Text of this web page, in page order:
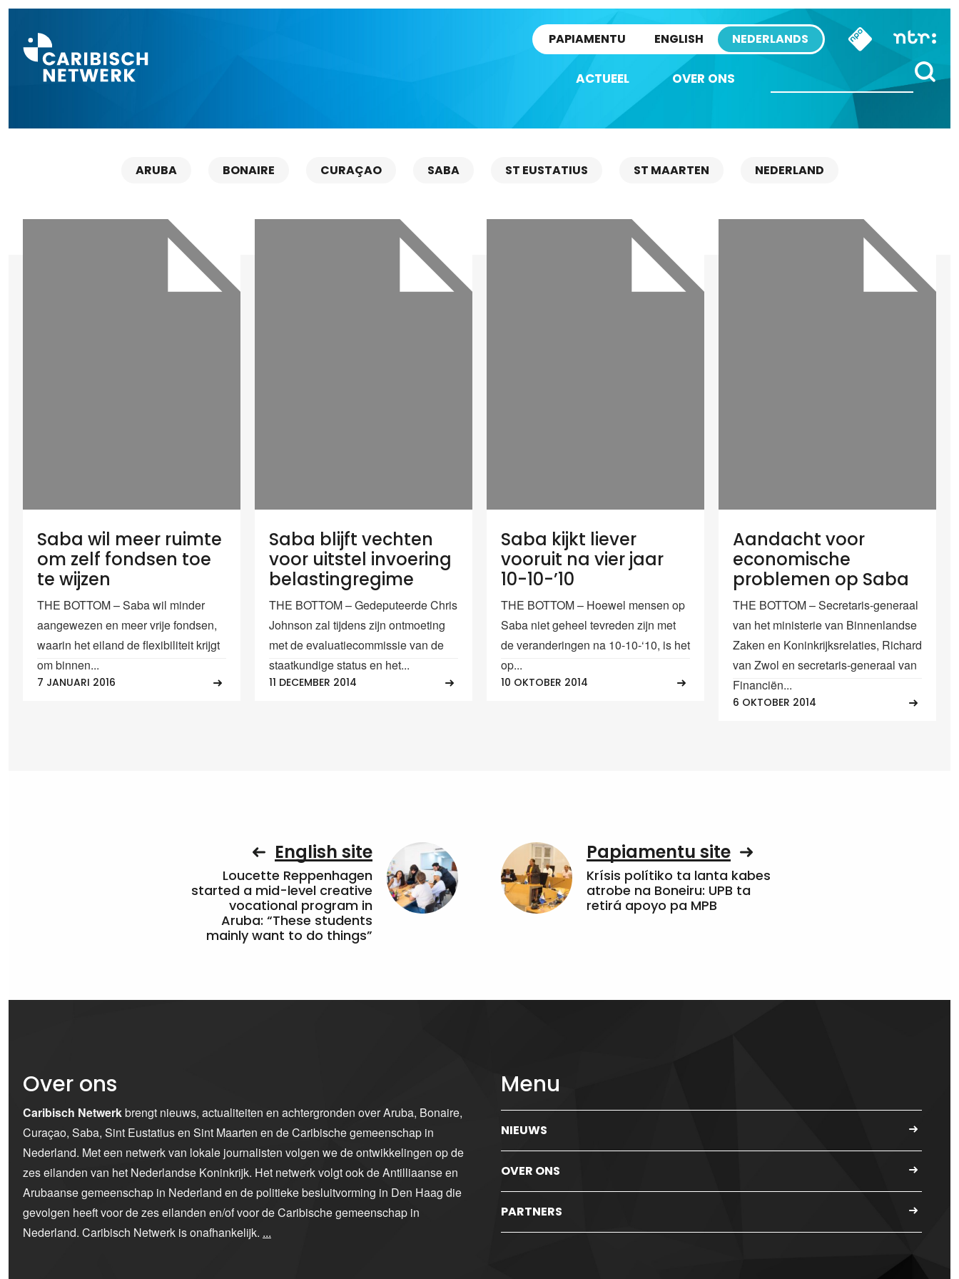
PAPIAMENTU ENGLISH NEDERLANDS
ACTUEEL OVER ONS
ARUBA BONAIRE CURAÇAO SABA ST EUSTATIUS ST MAARTEN NEDERLAND
Saba wil meer ruimte
om zelf fondsen toe
te wijzen
THE BOTTOM – Saba wil minder
aangewezen en meer vrije fondsen,
waarin het eiland de flexibiliteit krijgt
om binnen...
7 JANUARI 2016
Saba blijft vechten
voor uitstel invoering
belastingregime
THE BOTTOM – Gedeputeerde Chris
Johnson zal tijdens zijn ontmoeting
met de evaluatiecommissie van de
staatkundige status en het...
11 DECEMBER 2014
Saba kijkt liever
vooruit na vier jaar
10-10-’10
THE BOTTOM – Hoewel mensen op
Saba niet geheel tevreden zijn met
de veranderingen na 10-10-‘10, is het
op...
10 OKTOBER 2014
Aandacht voor
economische
problemen op Saba
THE BOTTOM – Secretaris-generaal
van het ministerie van Binnenlandse
Zaken en Koninkrijksrelaties, Richard
van Zwol en secretaris-generaal van
Financiën...
6 OKTOBER 2014
English site
Loucette Reppenhagen
started a mid-level creative
vocational program in
Aruba: “These students
mainly want to do things”
Papiamentu site
Krísis polítiko ta lanta kabes
atrobe na Boneiru: UPB ta
retirá apoyo pa MPB
Over ons
Caribisch Netwerkbrengt nieuws, actualiteiten en achtergronden over Aruba, Bonaire,
Curaçao, Saba, Sint Eustatius en Sint Maarten en de Caribische gemeenschap in
Nederland. Met een netwerk van lokale journalisten volgen we de ontwikkelingen op de
zes eilanden van het Nederlandse Koninkrijk. Het netwerk volgt ook de Antilliaanse en
Arubaanse gemeenschap in Nederland en de politieke besluitvorming in Den Haag die
gevolgen heeft voor de zes eilanden en/of voor de Caribische gemeenschap in
Nederland. Caribisch Netwerk is onafhankelijk. ...
Menu
NIEUWS
OVER ONS
PARTNERS